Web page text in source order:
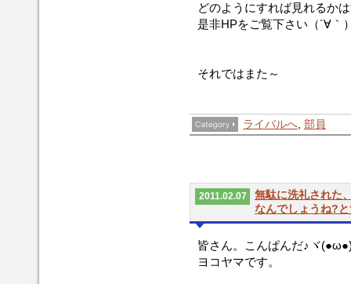
どのようにすれば見れるか
是非HPをご覧下さい（´∀｀
それではまた～
ライバルへ, 部員
2011.02.07
無駄に洗礼された
なんでしょうね?
皆さん。こんぱんだ♪ヾ
ヨコヤマです。